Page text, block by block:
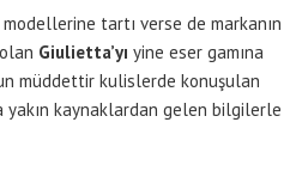
tartı verse de markanın
Giulietta’yı yine eser gamına
müddettir kulislerde konuşulan
kaynaklardan gelen bilgilerle